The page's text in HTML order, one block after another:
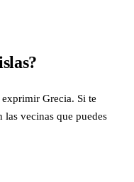
Grecia. Si te
las vecinas que puedes